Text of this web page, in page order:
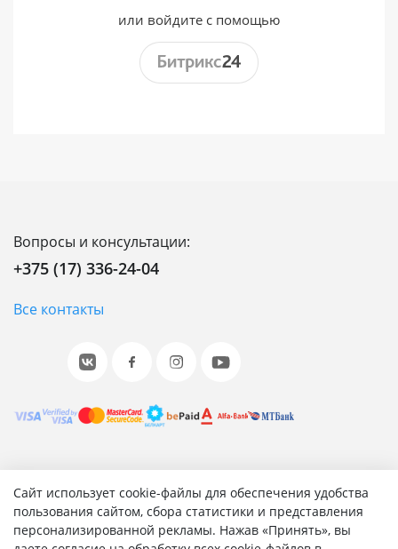
Сайт использует cookie-файлы для обеспечения удобства
пользования сайтом, сбора статистики и представления
персонализированной рекламы. Нажав «Принять», вы
или войдите с помощью
Вопросы и консультации:
+375 (17) 336-24-04
Все контакты
© 2001-2026 «Битрикс», «1С-Битрикс». Работает на 1С-
Битрикс: Управление сайтом.
Согласие на обработку персональных данных